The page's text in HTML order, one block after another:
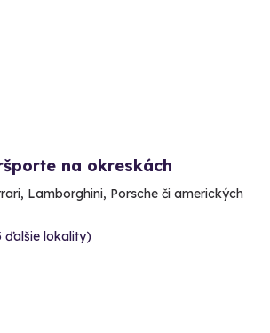
na okreskách
Lamborghini, Porsche či amerických
ďalšie lokality)